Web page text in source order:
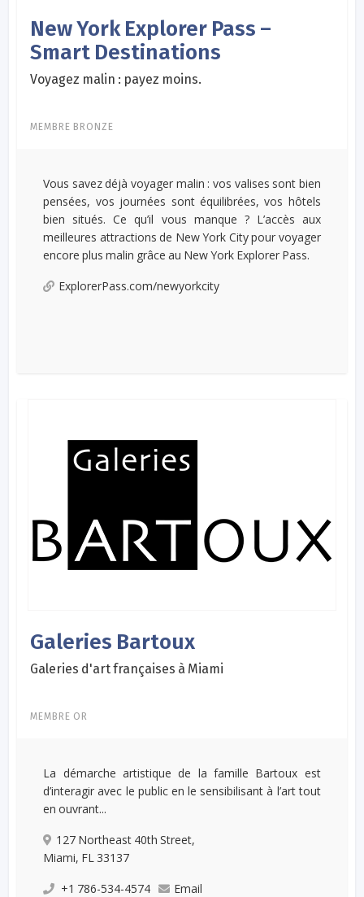
New York Explorer Pass –
Smart Destinations
Voyagez malin : payez moins.
MEMBRE BRONZE
Vous savez déjà voyager malin : vos valises sont bien
pensées, vos journées sont équilibrées, vos hôtels
bien situés. Ce qu’il vous manque ? L’accès aux
meilleures attractions de New York City pour voyager
encore plus malin grâce au New York Explorer Pass.
ExplorerPass.com/newyorkcity
Galeries Bartoux
Galeries d'art françaises à Miami
MEMBRE OR
La démarche artistique de la famille Bartoux est
d’interagir avec le public en le sensibilisant à l’art tout
en ouvrant...
127 Northeast 40th Street,
Miami, FL 33137
+1 786-534-4574
Email